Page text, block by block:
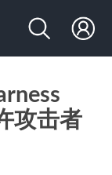
攻击者